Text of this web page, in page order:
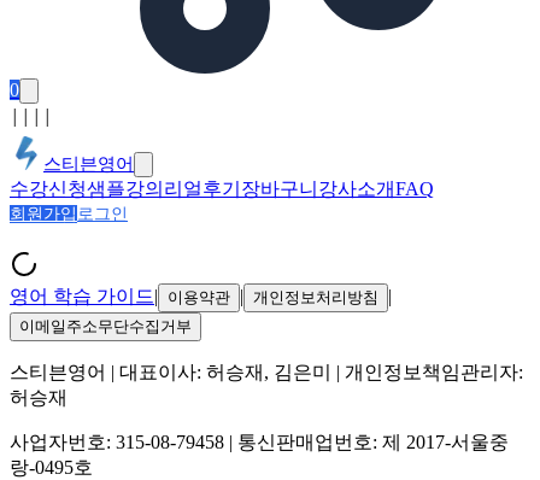
0
스티븐영어
수강신청샘플강의 리얼후기 장바구니 강사소개FAQ
회원가입 로그인
영어 학습 가이드| 이용약관 | 개인정보처리방침 |
이메일주소무단수집거부
스티븐영어 | 대표이사: 허승재, 김은미
| 개인정보책임관리자:
허승재
사업자번호: 315-08-79458 | 통신판매업번호: 제 2017-서울중
랑-0495호